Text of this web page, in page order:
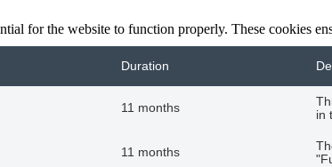
for the website to function properly. These cookies
Duration
11 months
in
11 months